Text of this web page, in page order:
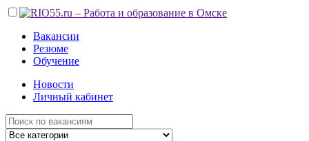
Вакансии
Резюме
Обучение
Новости
Личный кабинет